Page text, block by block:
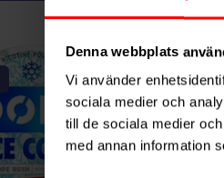
Denna webbplats
Vi använder
sociala medier och
till de sociala medier
med annan information
NYTT PRIS